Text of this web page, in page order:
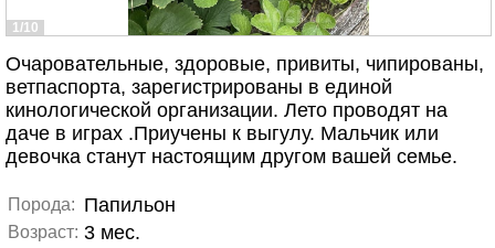
1/10
Очаровательные, здоровые, привиты, чипированы,
ветпаспорта, зарегистрированы в единой
кинологической организации. Лето проводят на
даче в играх .Приучены к выгулу. Мальчик или
девочка станут настоящим другом вашей семье.
Порода: Папильон
Возраст: 3 мес.